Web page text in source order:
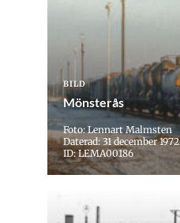
BILD
Mönsterås
Foto: Lennart Malmsten
Daterad: 31 december 1972
ID: LEMA00186